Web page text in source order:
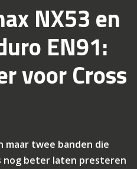
NX53 en
EN91:
voor Cross
maar twee banden die
nog beter laten presteren